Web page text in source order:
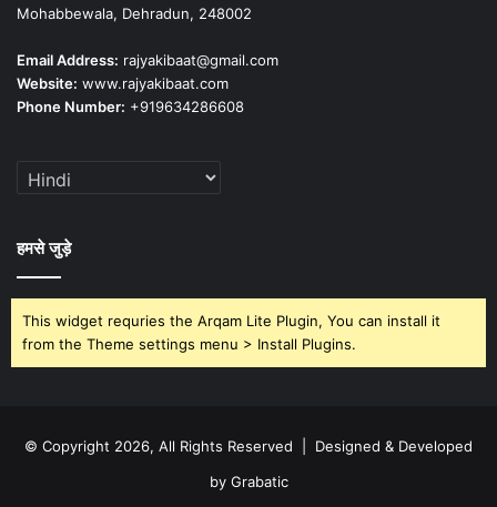
Mohabbewala, Dehradun, 248002
Email Address: rajyakibaat@gmail.com
Website: www.rajyakibaat.com
Phone Number: +919634286608
हमसे जुड़े
This widget requries the Arqam Lite Plugin, You can install it
from the Theme settings menu > Install Plugins.
© Copyright 2026, All Rights Reserved | Designed & Developed
by Grabatic